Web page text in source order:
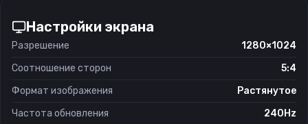
Настройки экрана
Разрешение
1280×1024
Соотношение сторон
5:4
Формат изображения
Растянутое
Частота обновления
240Hz